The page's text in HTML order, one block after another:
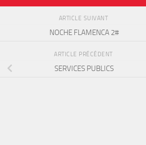
ARTICLE SUIVANT
NOCHE FLAMENCA 2#
ARTICLE PRÉCÉDENT
SERVICES PUBLICS